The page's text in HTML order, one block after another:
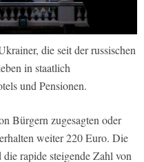
die seit der russischen
in staatlich
und Pensionen.
Bürgern zugesagten oder
weiter 220 Euro. Die
rapide steigende Zahl von